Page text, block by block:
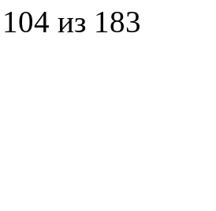
из 183